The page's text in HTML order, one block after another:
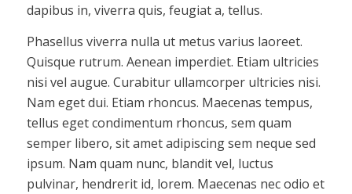
dapibus in, viverra quis, feugiat a, tellus.
Phasellus viverra nulla ut metus varius laoreet.
Quisque rutrum. Aenean imperdiet. Etiam ultricies
nisi vel augue. Curabitur ullamcorper ultricies nisi.
Nam eget dui. Etiam rhoncus. Maecenas tempus,
tellus eget condimentum rhoncus, sem quam
semper libero, sit amet adipiscing sem neque sed
ipsum. Nam quam nunc, blandit vel, luctus
pulvinar, hendrerit id, lorem. Maecenas nec odio et